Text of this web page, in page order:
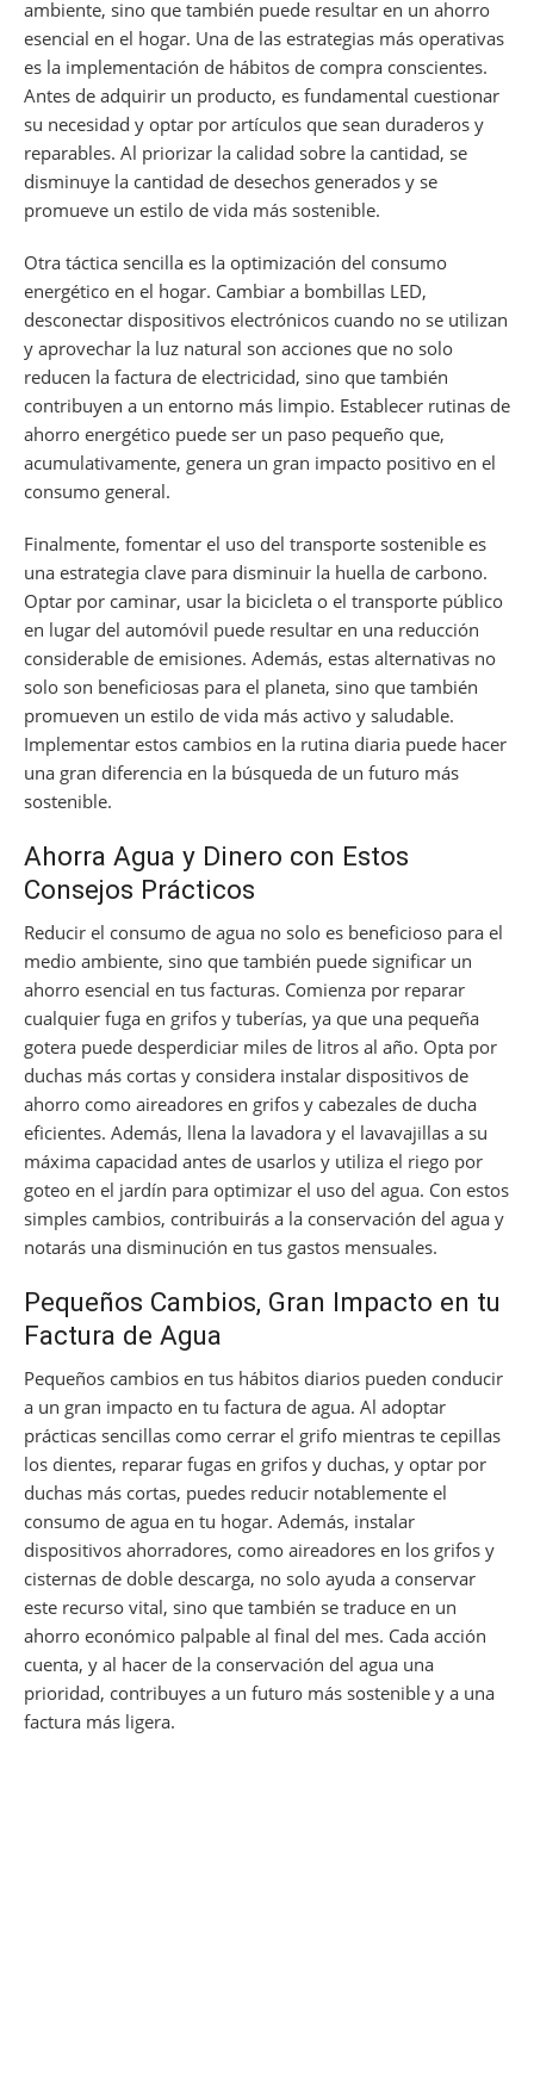
ambiente, sino que también puede resultar en un ahorro
esencial en el hogar. Una de las estrategias más operativas
es la implementación de hábitos de compra conscientes.
Antes de adquirir un producto, es fundamental cuestionar
su necesidad y optar por artículos que sean duraderos y
reparables. Al priorizar la calidad sobre la cantidad, se
disminuye la cantidad de desechos generados y se
promueve un estilo de vida más sostenible.
Otra táctica sencilla es la optimización del consumo
energético en el hogar. Cambiar a bombillas LED,
desconectar dispositivos electrónicos cuando no se utilizan
y aprovechar la luz natural son acciones que no solo
reducen la factura de electricidad, sino que también
contribuyen a un entorno más limpio. Establecer rutinas de
ahorro energético puede ser un paso pequeño que,
acumulativamente, genera un gran impacto positivo en el
consumo general.
Finalmente, fomentar el uso del transporte sostenible es
una estrategia clave para disminuir la huella de carbono.
Optar por caminar, usar la bicicleta o el transporte público
en lugar del automóvil puede resultar en una reducción
considerable de emisiones. Además, estas alternativas no
solo son beneficiosas para el planeta, sino que también
promueven un estilo de vida más activo y saludable.
Implementar estos cambios en la rutina diaria puede hacer
una gran diferencia en la búsqueda de un futuro más
sostenible.
Ahorra Agua y Dinero con Estos
Consejos Prácticos
Reducir el consumo de agua no solo es beneficioso para el
medio ambiente, sino que también puede significar un
ahorro esencial en tus facturas. Comienza por reparar
cualquier fuga en grifos y tuberías, ya que una pequeña
gotera puede desperdiciar miles de litros al año. Opta por
duchas más cortas y considera instalar dispositivos de
ahorro como aireadores en grifos y cabezales de ducha
eficientes. Además, llena la lavadora y el lavavajillas a su
máxima capacidad antes de usarlos y utiliza el riego por
goteo en el jardín para optimizar el uso del agua. Con estos
simples cambios, contribuirás a la conservación del agua y
notarás una disminución en tus gastos mensuales.
Pequeños Cambios, Gran Impacto en tu
Factura de Agua
Pequeños cambios en tus hábitos diarios pueden conducir
a un gran impacto en tu factura de agua. Al adoptar
prácticas sencillas como cerrar el grifo mientras te cepillas
los dientes, reparar fugas en grifos y duchas, y optar por
duchas más cortas, puedes reducir notablemente el
consumo de agua en tu hogar. Además, instalar
dispositivos ahorradores, como aireadores en los grifos y
cisternas de doble descarga, no solo ayuda a conservar
este recurso vital, sino que también se traduce en un
ahorro económico palpable al final del mes. Cada acción
cuenta, y al hacer de la conservación del agua una
prioridad, contribuyes a un futuro más sostenible y a una
factura más ligera.